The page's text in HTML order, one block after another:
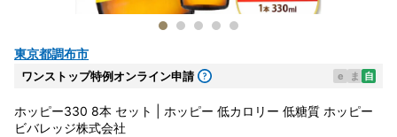
東京都調布市
ワンストップ特例オンライン申請 e ま 自
ホッピー330 8本 セット | ホッピー 低カロリー 低糖質 ホッピー
ビバレッジ株式会社